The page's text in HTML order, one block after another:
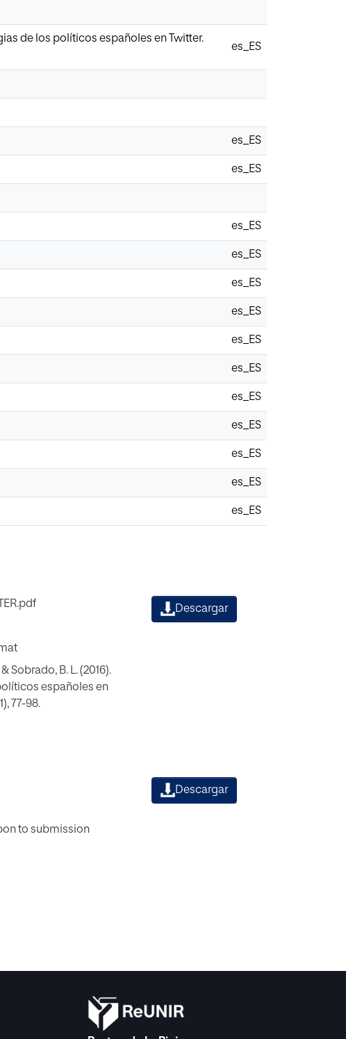
de los políticos españoles en Twitter.
es_ES
es_ES
es_ES
es_ES
es_ES
es_ES
es_ES
es_ES
es_ES
es_ES
es_ES
es_ES
es_ES
es_ES
Sobrado, B. L. (2016).
españoles en
77-98.
Descargar
to submission
Descargar